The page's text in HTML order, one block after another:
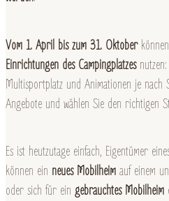
Vom 1. April bis zum 31. Oktober
Einrichtungen des Campingplatzesnutzen:
Multisportplatz und Animationen je nach
Angebote und wählen Sie den richtigen
Es ist heutzutage einfach, Eigentümer
können ein neues Mobilheim auf einem
oder sich für ein gebrauchtes Mobilheim